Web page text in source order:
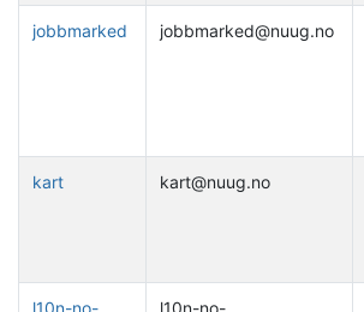
jobbmarked jobbmarked@nuug.no
kart kart@nuug.no